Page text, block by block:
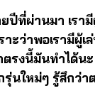
ปีที่ผ่านมา เรา
าะว่าพอเรามี
รงนี้มันทำได้น
รุ่นใหม่ๆ รู้สึกว่